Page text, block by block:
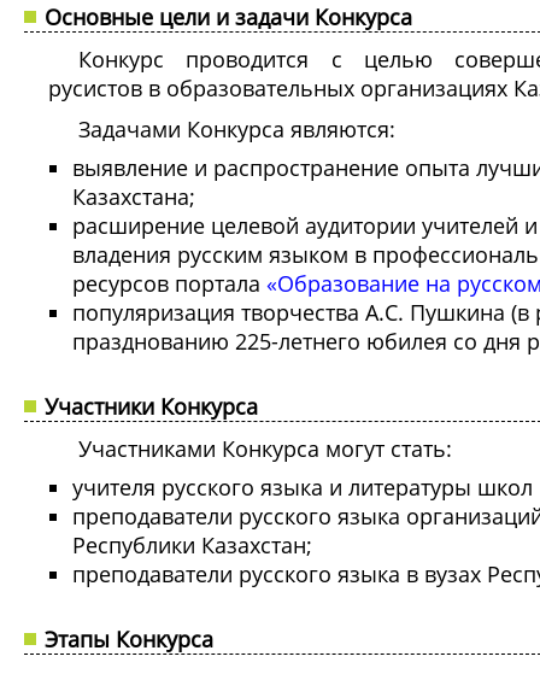
Основные цели и задачи Конкурса
Конкурс проводится с целью
русистов в образовательных организациях
Задачами Конкурса являются:
выявление и распространение опыта
Казахстана;
расширение целевой аудитории учителей
владения русским языком в
ресурсов портала «Образование на
популяризация творчества А.С. Пушкина
празднованию 225-летнего юбилея со дня
Участники Конкурса
Участниками Конкурса могут стать:
учителя русского языка и литературы школ
преподаватели русского языка
Республики Казахстан;
преподаватели русского языка в вузах
Этапы Конкурса